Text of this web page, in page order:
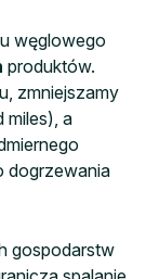
węglowego
produktów.
zmniejszamy
miles), a
dogrzewania
gospodarstw